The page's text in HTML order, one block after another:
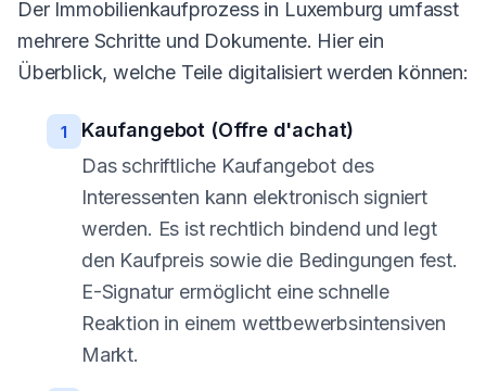
Der Immobilienkaufprozess in Luxemburg umfasst
mehrere Schritte und Dokumente. Hier ein
Überblick, welche Teile digitalisiert werden können:
1
Kaufangebot (Offre d'achat)
Das schriftliche Kaufangebot des
Interessenten kann elektronisch signiert
werden. Es ist rechtlich bindend und legt
den Kaufpreis sowie die Bedingungen fest.
E-Signatur ermöglicht eine schnelle
Reaktion in einem wettbewerbsintensiven
Markt.